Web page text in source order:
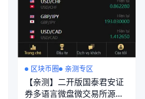
区块币圈 亲测专区
【亲测】二开版国泰君安证
券多语言微盘微交易所源码/